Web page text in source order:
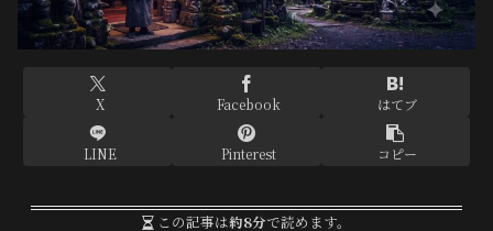
X Facebook はてブ
LINE Pinterest コピー
この記事は約8分で読めます。